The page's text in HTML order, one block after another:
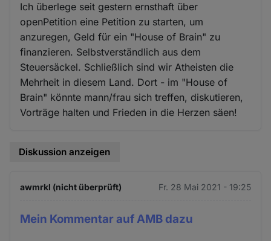
Ich überlege seit gestern ernsthaft über
openPetition eine Petition zu starten, um
anzuregen, Geld für ein "House of Brain" zu
finanzieren. Selbstverständlich aus dem
Steuersäckel. Schließlich sind wir Atheisten die
Mehrheit in diesem Land. Dort - im "House of
Brain" könnte mann/frau sich treffen, diskutieren,
Vorträge halten und Frieden in die Herzen säen!
Diskussion anzeigen
awmrkl (nicht überprüft) Fr. 28 Mai 2021 - 19:25
Mein Kommentar auf AMB dazu